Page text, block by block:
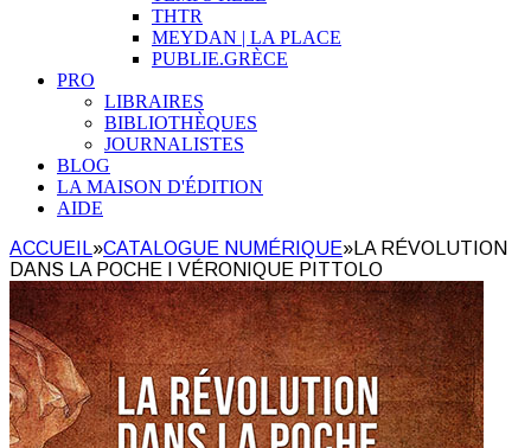
THTR
MEYDAN | LA PLACE
PUBLIE.GRÈCE
PRO
LIBRAIRES
BIBLIOTHÈQUES
JOURNALISTES
BLOG
LA MAISON D'ÉDITION
AIDE
ACCUEIL»CATALOGUE NUMÉRIQUE» LA RÉVOLUTION
DANS LA POCHE I VÉRONIQUE PITTOLO